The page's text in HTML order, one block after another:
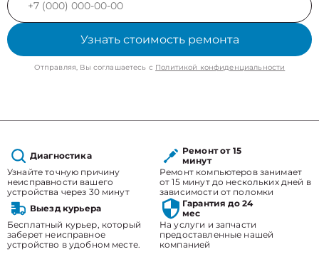
Узнать стоимость ремонта
Отправляя, Вы соглашаетесь с Политикой конфиденциальности
Диагностика
Узнайте точную причину
неисправности вашего
устройства через 30 минут
Ремонт от 15
минут
Ремонт компьютеров занимает
от 15 минут до нескольких дней в
зависимости от поломки
Выезд курьера
Бесплатный курьер, который
заберет неисправное
устройство в удобном месте.
Гарантия до 24
мес
На услуги и запчасти
предоставленные нашей
компанией